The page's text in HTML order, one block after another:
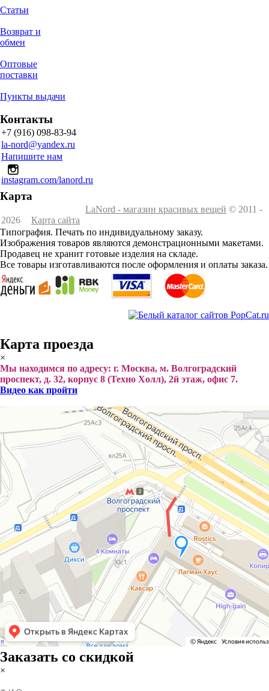
Статьи
Возврат и
обмен
Оптовые
поставки
Пункты выдачи
Контакты
+7 (916) 098-83-94
la-nord@yandex.ru
Напишите нам
instagram.com/lanord.ru
Карта
LaNord - магазин красивых вещей © 2011 -
2026
Карта сайта
Типография. Печать по индивидуальному заказу.
Изображения товаров являются демонстрационными макетами.
Продавец не хранит готовые изделия на складе.
Все товары изготавливаются после оформления и оплаты заказа.
Карта проезда
×
Мы находимся по адресу: г. Москва, м. Волгоградский
проспект, д. 32, корпус 8 (Техно Холл), 2й этаж, офис 7.
Видео как пройти
Заказать со скидкой
×